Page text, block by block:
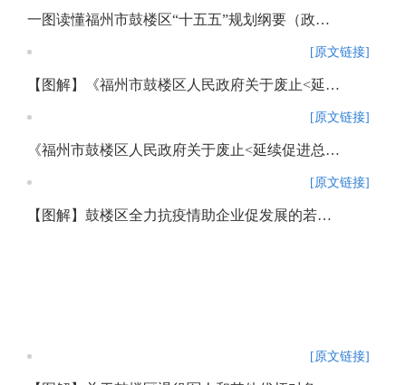
一图读懂福州市鼓楼区“十五五”规划纲要（政策解读）
[原文链接]
【图解】《福州市鼓楼区人民政府关于废止<延续促进总部经济发展政策>的通知》政策解读
[原文链接]
《福州市鼓楼区人民政府关于废止<延续促进总部经济发展政策>的通知》政策解读
[原文链接]
【图解】鼓楼区全力抗疫情助企业促发展的若干政策措施解读
[原文链接]